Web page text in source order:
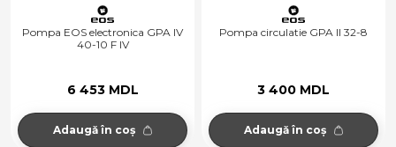
Pompa EOS electronica GPA IV
40-10 F IV
6 453 MDL
Adaugă în coș
Pompa circulatie GPA II 32-8
3 400 MDL
Adaugă în coș